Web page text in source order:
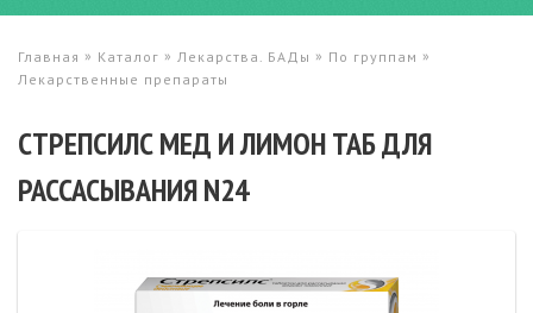
Главная » Каталог » Лекарства. БАДы » По группам »
Лекарственные препараты
СТРЕПСИЛС МЕД И ЛИМОН ТАБ ДЛЯ
РАССАСЫВАНИЯ N24